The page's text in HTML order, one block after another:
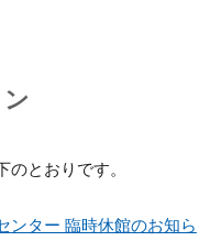
とおりです。
ンター 臨時休館のお知ら